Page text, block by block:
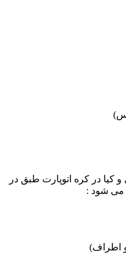
کیا در کره اتوپارت طبق در
می شود :
اطراف)